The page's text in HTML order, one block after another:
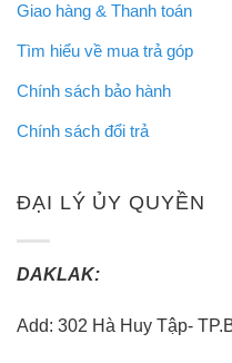
Giao hàng & Thanh toán
Tìm hiểu về mua trả góp
Chính sách bảo hành
Chính sách đổi trả
ĐẠI LÝ ỦY QUYỀN
DAKLAK:
Add: 302 Hà Huy Tập-